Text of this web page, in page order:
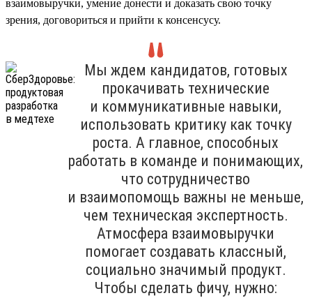
взаимовыручки, умение донести и доказать свою точку
зрения, договориться и прийти к консенсусу.
Мы ждем кандидатов, готовых
прокачивать технические
и коммуникативные навыки,
использовать критику как точку
роста. А главное, способных
работать в команде и понимающих,
что сотрудничество
и взаимопомощь важны не меньше,
чем техническая экспертность.
Атмосфера взаимовыручки
помогает создавать классный,
социально значимый продукт.
Чтобы сделать фичу, нужно: